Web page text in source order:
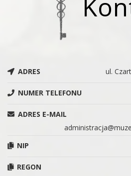
ADRES ul.
NUMER TELEFONU
ADRES E-MAIL
NIP
REGON